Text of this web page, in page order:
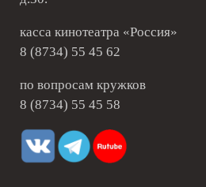
касса кинотеатра «Россия»
8 (8734) 55 45 62
по вопросам кружков
8 (8734) 55 45 58